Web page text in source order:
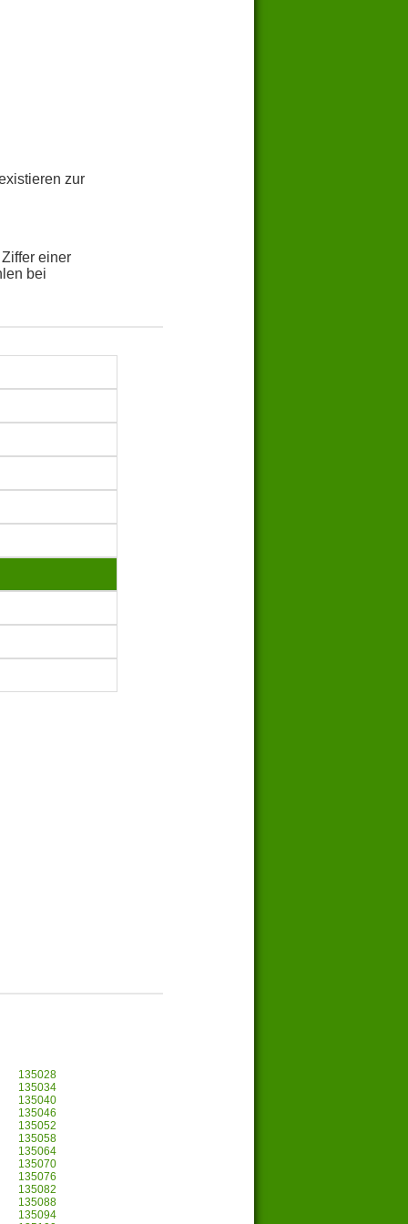
zur
einer
bei
135028
135034
135040
135046
135052
135058
135064
135070
135076
135082
135088
135094